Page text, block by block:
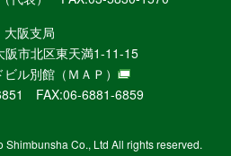
聞
社
ニ
ュ
ー
WEB
大阪支局
阪市北区東天満1-11-15
ビル別館 （ＭＡＰ）
FAX:06-6881-6859
Co., Ltd All rights reserved.